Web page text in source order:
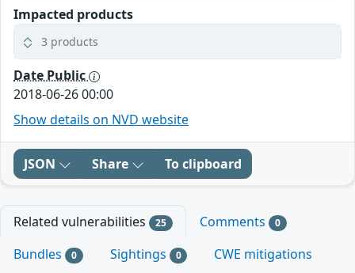
Impacted products
3 products
Date Public
2018-06-26 00:00
Show details on NVD website
JSON Share To clipboard
Related vulnerabilities 25 Comments 0
Bundles 0 Sightings 0
CWE mitigations